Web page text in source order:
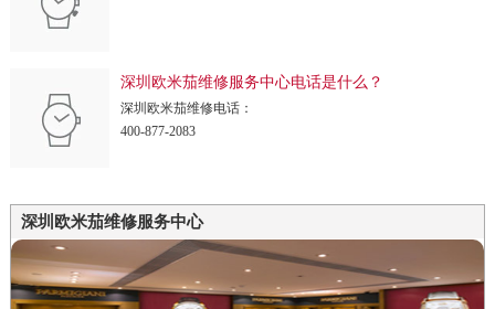
深圳欧米茄维修服务中心电话是什么？
深圳欧米茄维修电话：
400-877-2083
深圳欧米茄维修服务中心